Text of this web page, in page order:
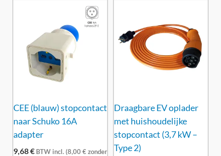
CEE (blauw) stopcontact
naar Schuko 16A
adapter
9,68€ BTW incl. (8,00€ zonder
Draagbare EV oplader
met huishoudelijke
stopcontact (3,7 kW –
Type 2)